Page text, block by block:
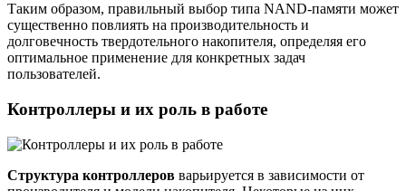
Таким образом, правильный выбор типа NAND-памяти может
существенно повлиять на производительность и
долговечность твердотельного накопителя, определяя его
оптимальное применение для конкретных задач
пользователей.
Контроллеры и их роль в работе
Структура контроллеров варьируется в зависимости от